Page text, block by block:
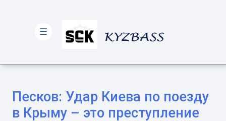
Песков: Удар Киева по поезду
в Крыму – это преступление
☰